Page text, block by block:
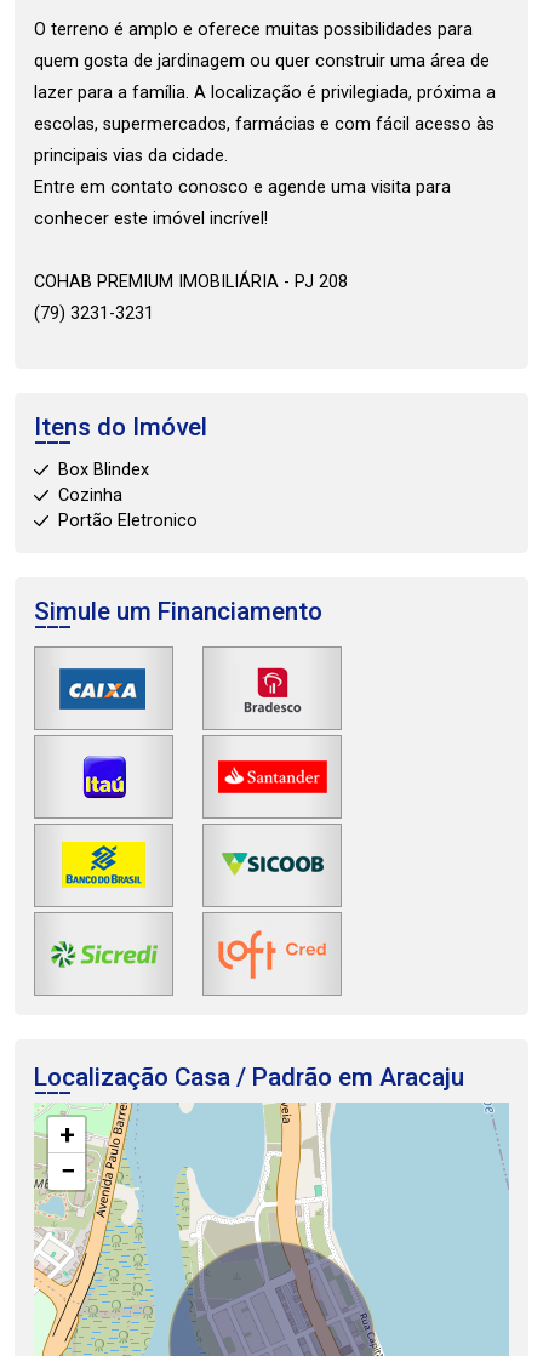
O terreno é amplo e oferece muitas possibilidades para
quem gosta de jardinagem ou quer construir uma área de
lazer para a família. A localização é privilegiada, próxima a
escolas, supermercados, farmácias e com fácil acesso às
principais vias da cidade.
Entre em contato conosco e agende uma visita para
conhecer este imóvel incrível!
COHAB PREMIUM IMOBILIÁRIA - PJ 208
(79) 3231-3231
Itens do Imóvel
Box Blindex
Cozinha
Portão Eletronico
Simule um Financiamento
Localização Casa / Padrão em Aracaju
+
−